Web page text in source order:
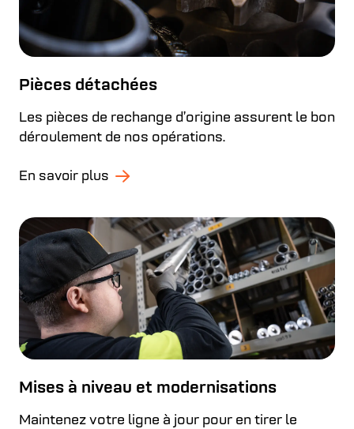
Pièces détachées
Les pièces de rechange d’origine assurent le bon
déroulement de nos opérations.
En savoir plus
Mises à niveau et modernisations
Maintenez votre ligne à jour pour en tirer le